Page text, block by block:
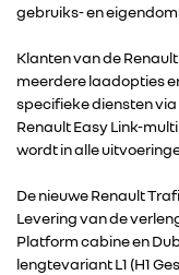
gebruiks- en
Klanten van de
meerdere laadopties
specifieke diensten
Renault Easy Link-
wordt in alle
De nieuwe Renault
Levering van de
Platform cabine en
lengtevariant L1 (H1